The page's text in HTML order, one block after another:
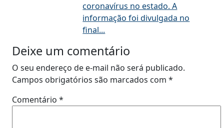
coronavírus no estado. A
informação foi divulgada no
final...
Deixe um comentário
O seu endereço de e-mail não será publicado.
Campos obrigatórios são marcados com *
Comentário *